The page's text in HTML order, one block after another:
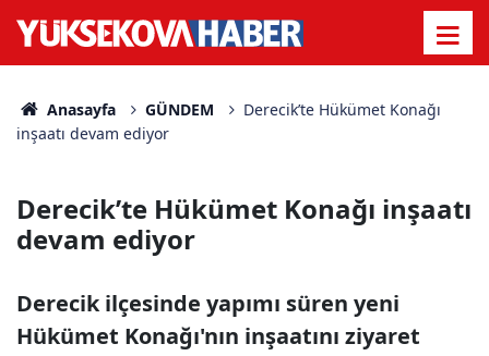
Anasayfa GÜNDEM
Derecik’te Hükümet Konağı
inşaatı devam ediyor
Derecik’te Hükümet Konağı inşaatı
devam ediyor
Derecik ilçesinde yapımı süren yeni
Hükümet Konağı'nın inşaatını ziyaret